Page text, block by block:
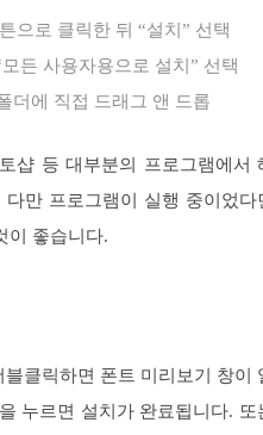
으로 클릭한 뒤 “설치” 선택
든 사용자용으로 설치” 선택
더에 직접 드래그 앤 드롭
샵 등 대부분의 프로그램에서
만 프로그램이 실행 중이었다
이 좋습니다.
클릭하면 폰트 미리보기 창이
누르면 설치가 완료됩니다. 또